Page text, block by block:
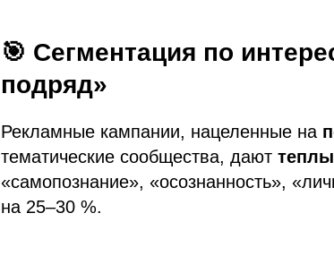
🎯 Сегментация по
подряд»
Рекламные кампании, нацеленные на
тематические сообщества, дают
«самопознание», «осознанность»,
на 25–30 %.